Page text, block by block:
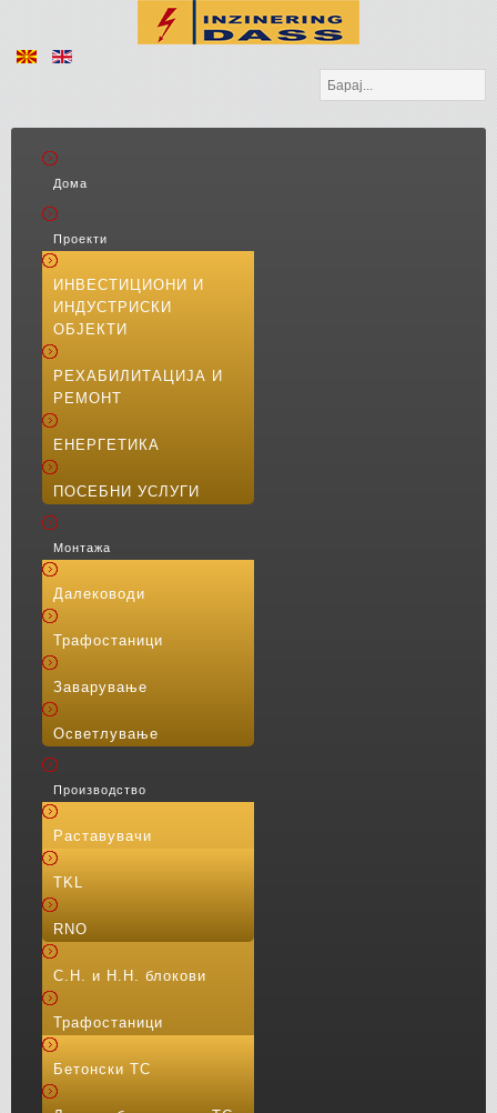
Барај...
Дома
Проекти
ИНВЕСТИЦИОНИ И
ИНДУСТРИСКИ
ОБЈЕКТИ
РЕХАБИЛИТАЦИЈА И
РЕМОНТ
ЕНЕРГЕТИКА
ПОСЕБНИ УСЛУГИ
Монтажа
Далеководи
Трафостаници
Заварување
Осветлување
Производство
Раставувачи
TKL
RNO
С.Н. и Н.Н. блокови
Трафостаници
Бетонски ТС